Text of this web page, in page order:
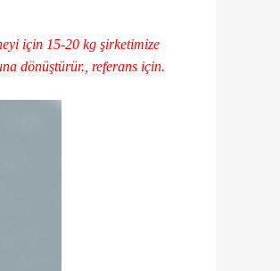
için 15-20 kg şirketimize
dönüştürür., referans için.